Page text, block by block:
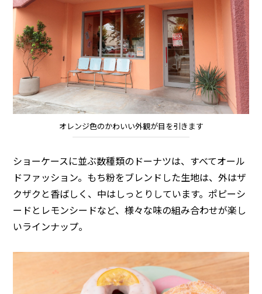
オレンジ色のかわいい外観が目を引きます
ショーケースに並ぶ数種類のドーナツは、すべてオール
ドファッション。もち粉をブレンドした生地は、外はザ
クザクと香ばしく、中はしっとりしています。ポピーシ
ードとレモンシードなど、様々な味の組み合わせが楽し
いラインナップ。